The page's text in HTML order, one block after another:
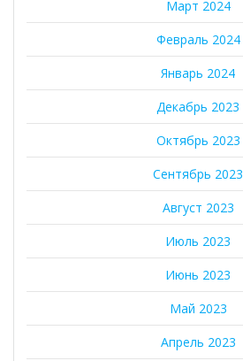
Март 2024
Февраль 2024
Январь 2024
Декабрь 2023
Октябрь 2023
Сентябрь 2023
Август 2023
Июль 2023
Июнь 2023
Май 2023
Апрель 2023